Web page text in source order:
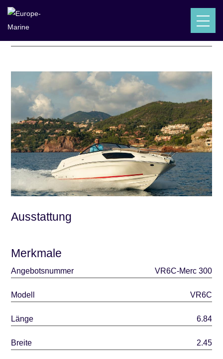
BAYLINER VR6 CUDDY IB
Ausstattung
Merkmale
Angebotsnummer VR6C-Merc 300
Modell VR6C
Länge 6.84
Breite 2.45